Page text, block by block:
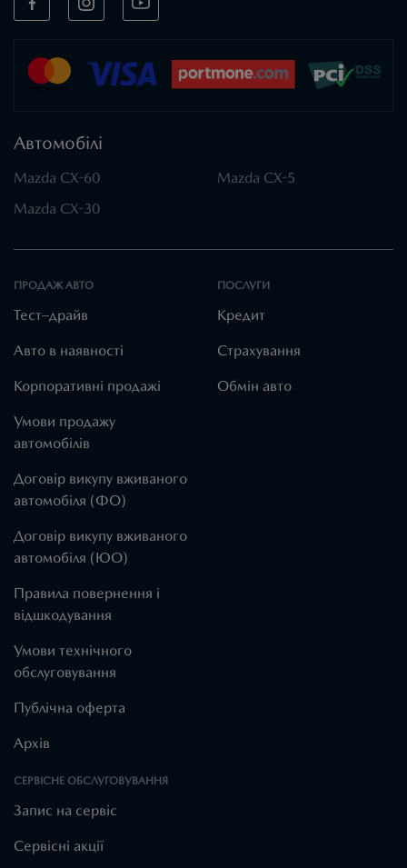
Автомобілі
Mazda CX-60
Mazda CX-5
Mazda CX-30
ПРОДАЖ АВТО
Тест–драйв
Авто в наявності
Корпоративні продажі
Умови продажу
автомобілів
Договір викупу вживаного
автомобіля (ФО)
Договір викупу вживаного
автомобіля (ЮО)
Правила повернення і
відшкодування
Умови технічного
обслуговування
Публічна оферта
Архів
ПОСЛУГИ
Кредит
Страхування
Обмін авто
СЕРВІСНЕ ОБСЛУГОВУВАННЯ
Запис на сервіс
Cервісні акції